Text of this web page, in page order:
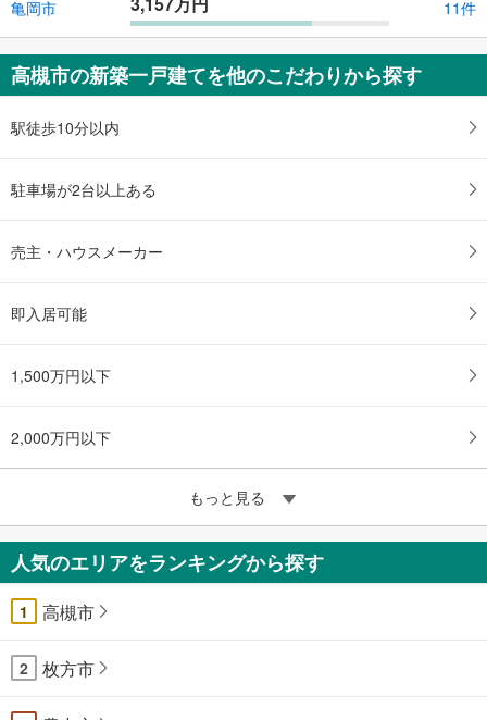
亀岡市 11件
高槻市の新築一戸建てを他のこだわりから探す
駅徒歩10分以内
駐車場が2台以上ある
売主・ハウスメーカー
即入居可能
1,500万円以下
2,000万円以下
もっと見る
人気のエリアをランキングから探す
1 高槻市
2 枚方市